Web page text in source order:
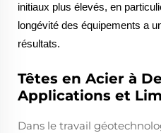
initiaux plus élevés, en
longévité des équipements a
résultats.
Têtes en Acier à
Applications et
Dans le travail